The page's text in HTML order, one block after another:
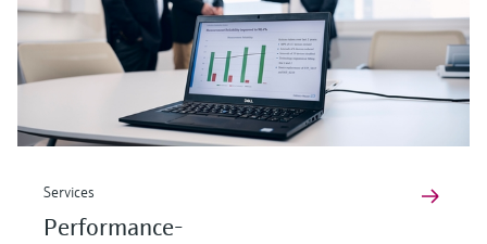
Services
Performance-